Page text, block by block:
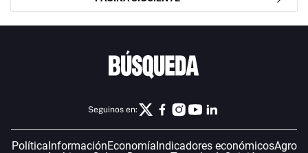
Seguinos en:
Política InformaciónEconomía Indicadores económicosAgro